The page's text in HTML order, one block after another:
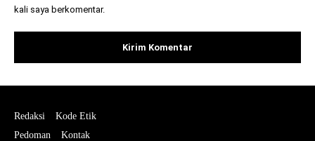
kali saya berkomentar.
Redaksi
Kode Etik
Pedoman
Kontak